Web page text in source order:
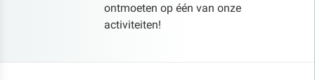
ontmoeten op één van onze
activiteiten!